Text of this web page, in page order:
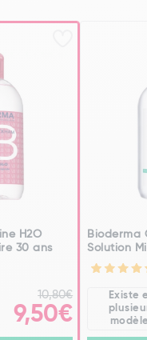
H2O
30 ans
10,80€
9,50€
Bioderma
Solution
Existe